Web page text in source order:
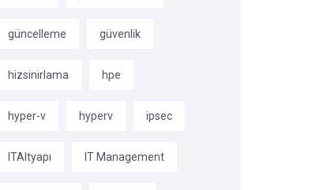
güncelleme güvenlik
hizsinirlama hpe
hyper-v hyperv ipsec
ITAltyapı IT Management